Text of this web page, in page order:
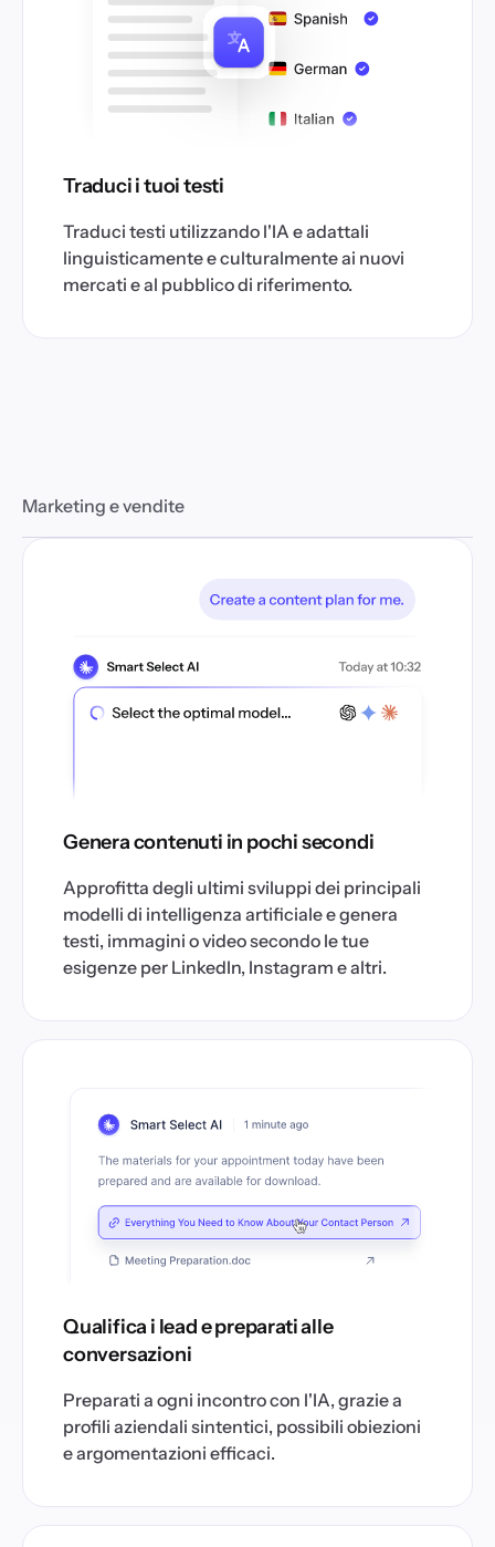
Traduci i tuoi testi
Traduci testi utilizzando l'IA e adattali
linguisticamente e culturalmente ai nuovi
mercati e al pubblico di riferimento.
Marketing e vendite
Genera contenuti in pochi secondi
Approfitta degli ultimi sviluppi dei principali
modelli di intelligenza artificiale e genera
testi, immagini o video secondo le tue
esigenze per LinkedIn, Instagram e altri.
Qualifica i lead e preparati alle
conversazioni
Preparati a ogni incontro con l'IA, grazie a
profili aziendali sintentici, possibili obiezioni
e argomentazioni efficaci.